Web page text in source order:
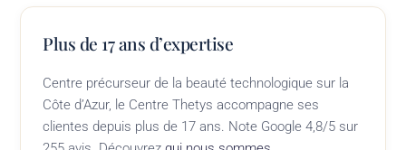
Plus de 17 ans d’expertise
Centre précurseur de la beauté technologique sur la
Côte d’Azur, le Centre Thetys accompagne ses
clientes depuis plus de 17 ans. Note Google 4,8/5 sur